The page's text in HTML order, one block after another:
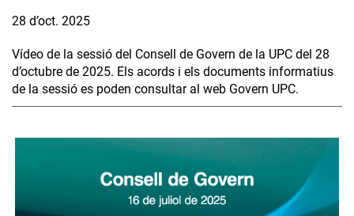
28 d’oct. 2025
Vídeo de la sessió del Consell de Govern de la UPC del 28
d’octubre de 2025. Els acords i els documents informatius
de la sessió es poden consultar al web Govern UPC.